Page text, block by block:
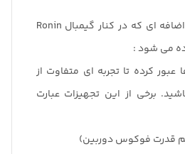
با استفاده از تجهیزات اضافه ای که در کنار گیمبال Ronin
عبور کرده تا تجربه ای متفاوت از
برخی از این تجهیزات عبارت